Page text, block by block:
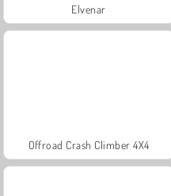
Elvenar
Offroad Crash Climber 4X4